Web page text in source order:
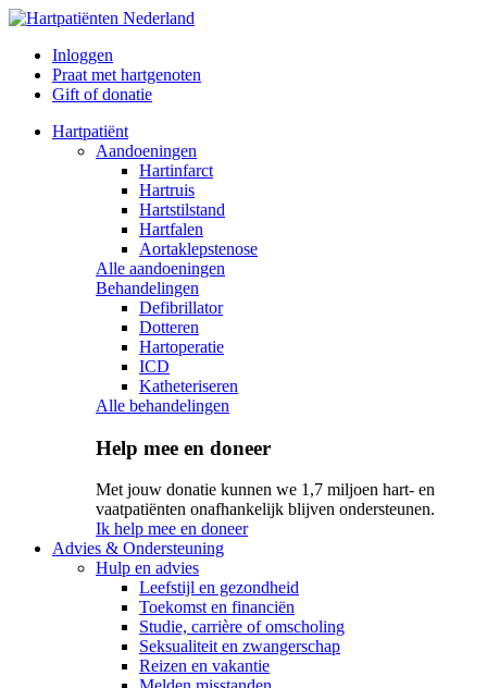
Inloggen
Praat met hartgenoten
Gift of donatie
Hartpatiënt
Aandoeningen
Hartinfarct
Hartruis
Hartstilstand
Hartfalen
Aortaklepstenose
Alle aandoeningen
Behandelingen
Defibrillator
Dotteren
Hartoperatie
ICD
Katheteriseren
Alle behandelingen
Help mee en doneer
Met jouw donatie kunnen we 1,7 miljoen hart- en
vaatpatiënten onafhankelijk blijven ondersteunen.
Ik help mee en doneer
Advies & Ondersteuning
Hulp en advies
Leefstijl en gezondheid
Toekomst en financiën
Studie, carrière of omscholing
Seksualiteit en zwangerschap
Reizen en vakantie